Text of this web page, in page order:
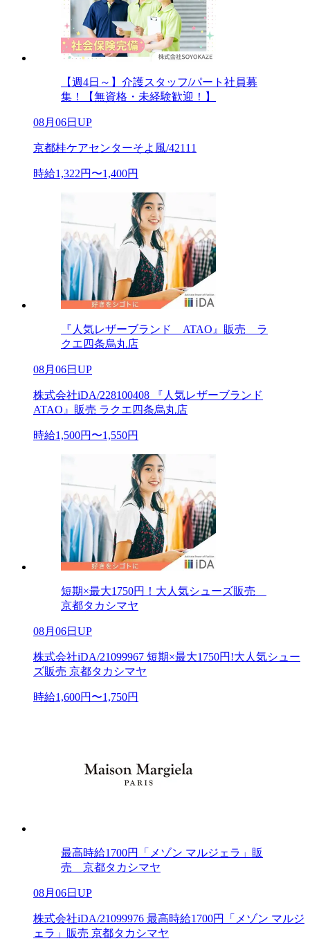
【週4日～】介護スタッフ/パート社員募
集！【無資格・未経験歓迎！】
08月06日UP
京都桂ケアセンターそよ風/42111
時給1,322円〜1,400円
『人気レザーブランド ATAO』販売 ラ
クエ四条烏丸店
08月06日UP
株式会社iDA/228100408 『人気レザーブランド
ATAO』販売 ラクエ四条烏丸店
時給1,500円〜1,550円
短期×最大1750円！大人気シューズ販売
京都タカシマヤ
08月06日UP
株式会社iDA/21099967 短期×最大1750円!大人気シュー
ズ販売 京都タカシマヤ
時給1,600円〜1,750円
最高時給1700円「メゾン マルジェラ」販
売 京都タカシマヤ
08月06日UP
株式会社iDA/21099976 最高時給1700円「メゾン マルジ
ェラ」販売 京都タカシマヤ